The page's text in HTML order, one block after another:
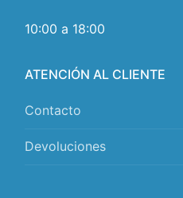
10:00 a 18:00
ATENCIÓN AL CLIENTE
Contacto
Devoluciones